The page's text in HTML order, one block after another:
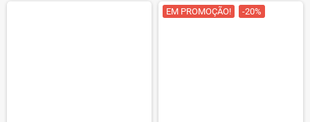
EM PROMOÇÃO! -20%